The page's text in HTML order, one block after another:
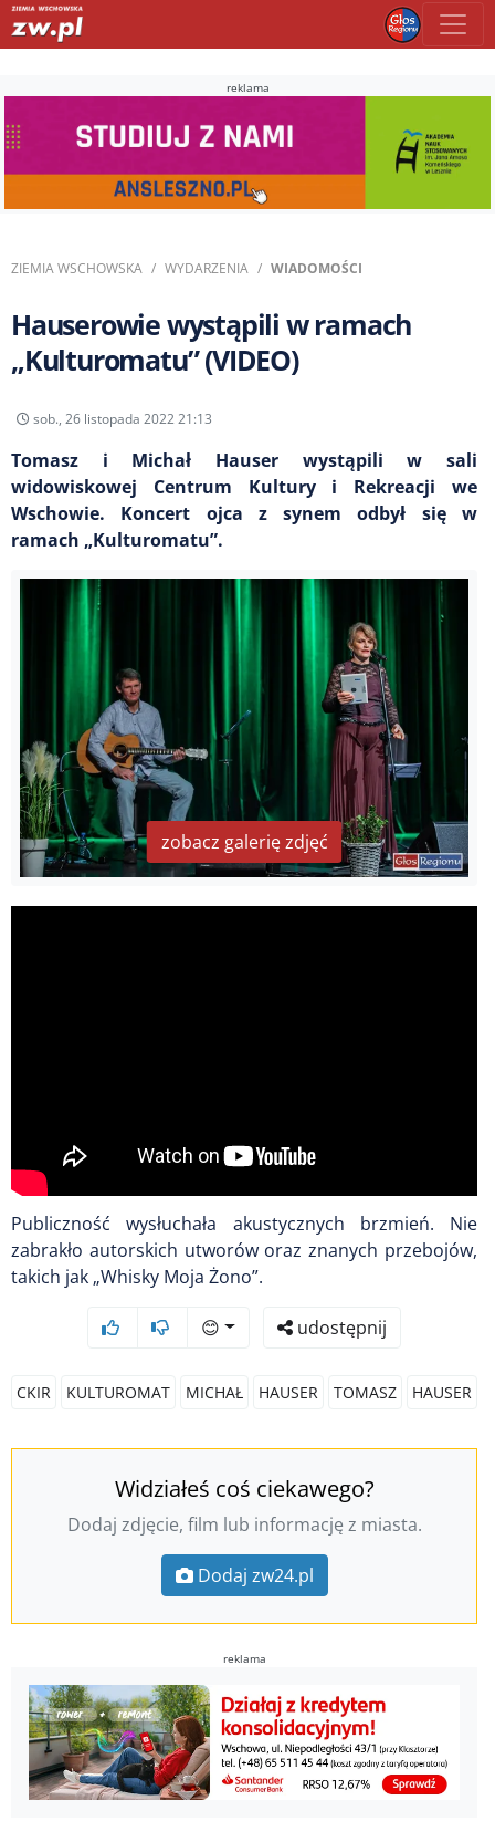
reklama
ZIEMIA WSCHOWSKA WYDARZENIA WIADOMOŚCI
Hauserowie wystąpili w ramach
„Kulturomatu” (VIDEO)
sob., 26 listopada 2022 21:13
Tomasz i Michał Hauser wystąpili w sali
widowiskowej Centrum Kultury i Rekreacji we
Wschowie. Koncert ojca z synem odbył się w
ramach „Kulturomatu”.
zobacz galerię zdjęć
Publiczność wysłuchała akustycznych brzmień. Nie
zabrakło autorskich utworów oraz znanych przebojów,
takich jak „Whisky Moja Żono”.
😊 udostępnij
CKIR KULTUROMAT MICHAŁ HAUSER TOMASZ HAUSER
Widziałeś coś ciekawego?
Dodaj zdjęcie, film lub informację z miasta.
Dodaj zw24.pl
reklama